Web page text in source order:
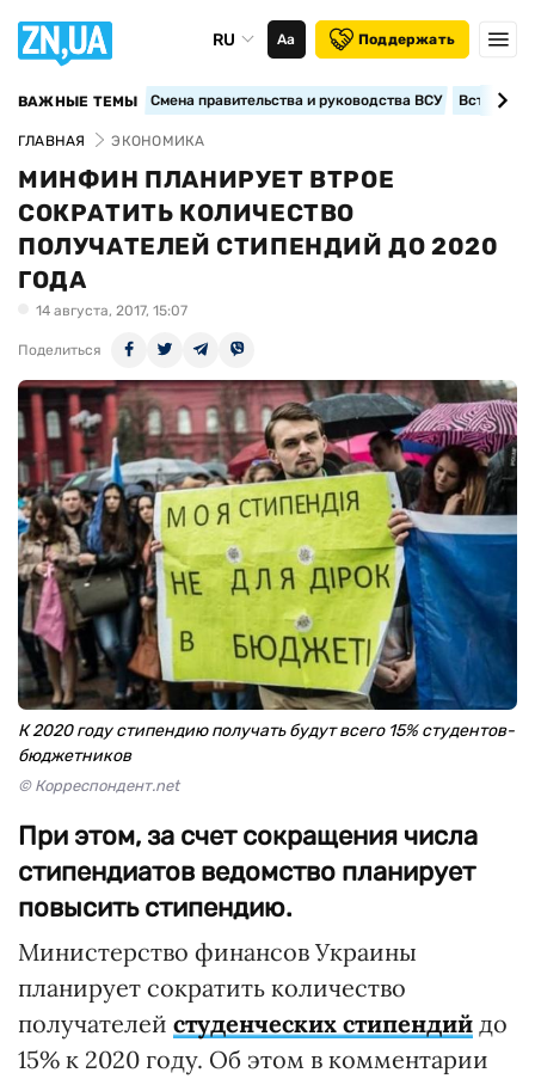
RU Аа Поддержать
ВАЖНЫЕ ТЕМЫ Смена правительства и руководства ВСУ
ГЛАВНАЯ ЭКОНОМИКА
МИНФИН ПЛАНИРУЕТ ВТРОЕ
СОКРАТИТЬ КОЛИЧЕСТВО
ПОЛУЧАТЕЛЕЙ СТИПЕНДИЙ ДО 2020
ГОДА
14 августа, 2017, 15:07
Поделиться
К 2020 году стипендию получать будут всего 15% студентов-
бюджетников
© Корреспондент.net
При этом, за счет сокращения числа
стипендиатов ведомство планирует
повысить стипендию.
Министерство финансов Украины
планирует сократить количество
получателей студенческих стипендий до
15% к 2020 году. Об этом в комментарии